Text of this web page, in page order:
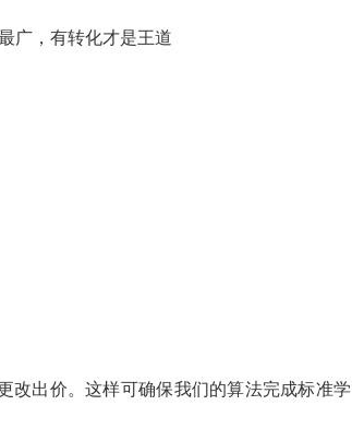
广，有转化才是王道
改出价。这样可确保我们的算法完成标准学